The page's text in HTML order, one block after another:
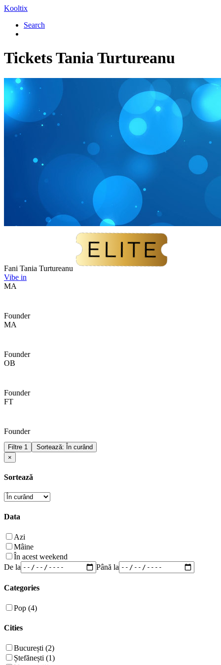
Kooltix
Search
TicketsTania Turtureanu
Fani Tania Turtureanu
Vibe in
MA
Founder
MA
Founder
OB
Founder
FT
Founder
Filtre 1
Sortează: În curând
×
Sortează
Data
Azi
Mâine
În acest weekend
De la
Până la
Categories
Pop (4)
Cities
București (2)
Ștefănești (1)